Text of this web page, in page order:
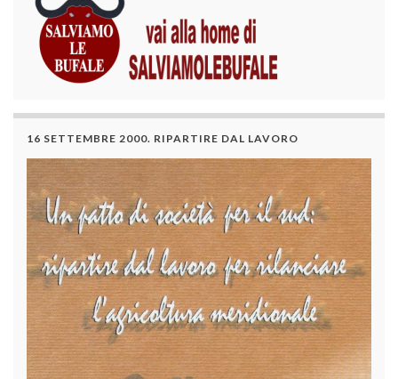
16 SETTEMBRE 2000. RIPARTIRE DAL LAVORO